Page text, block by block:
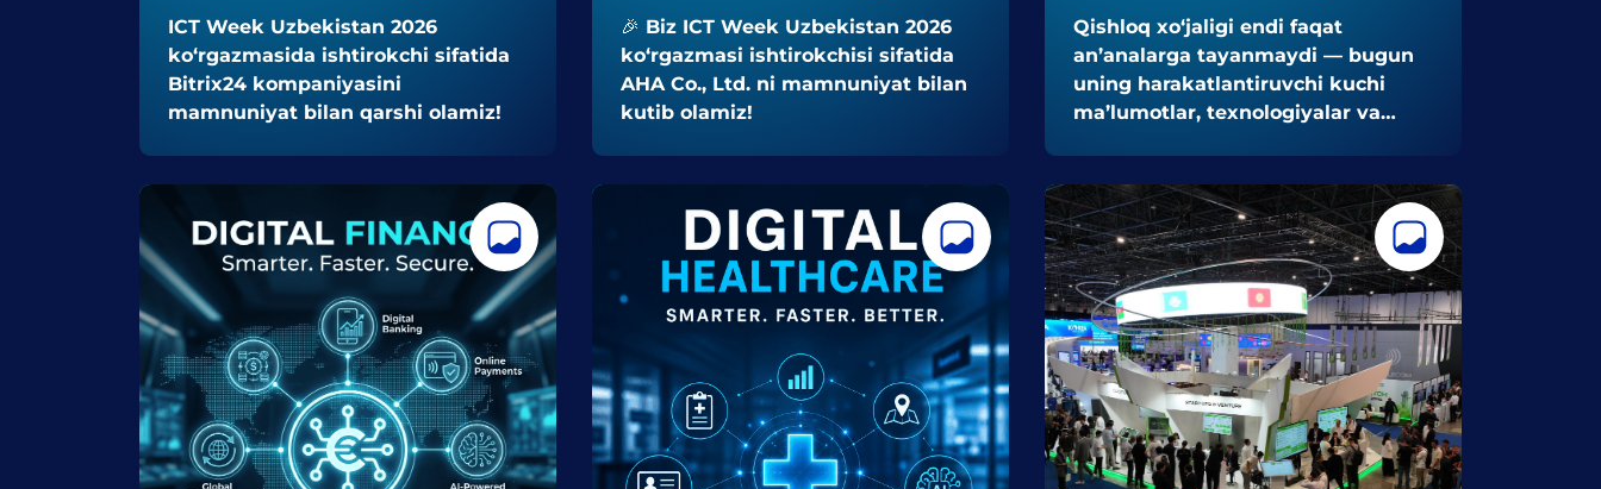
ICT Week Uzbekistan 2026
ko‘rgazmasida ishtirokchi sifatida
Bitrix24 kompaniyasini
mamnuniyat bilan qarshi olamiz!
🎉 Biz ICT Week Uzbekistan 2026
ko‘rgazmasi ishtirokchisi sifatida
AHA Co., Ltd. ni mamnuniyat bilan
kutib olamiz!
Qishloq xo‘jaligi endi faqat
an’analarga tayanmaydi — bugun
uning harakatlantiruvchi kuchi
ma’lumotlar, texnologiyalar va